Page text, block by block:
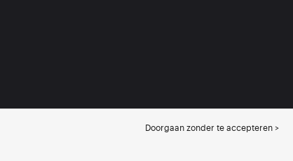
Doorgaan zonder te accepteren >